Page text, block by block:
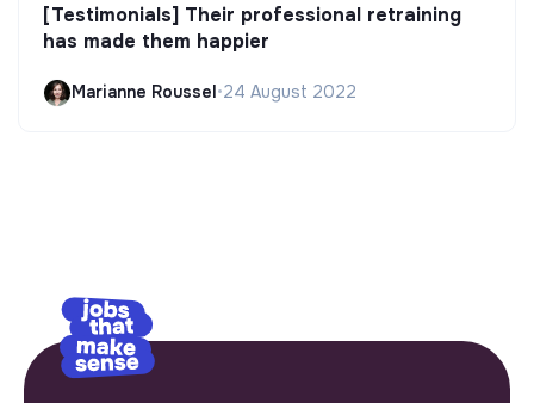
[Testimonials] Their professional retraining
has made them happier
Marianne Roussel •24 August 2022